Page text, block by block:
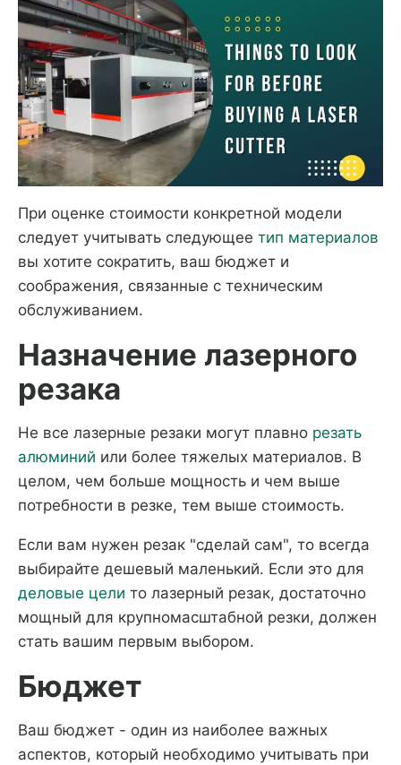
При оценке стоимости конкретной модели
следует учитывать следующее тип материалов
вы хотите сократить, ваш бюджет и
соображения, связанные с техническим
обслуживанием.
Назначение лазерного
резака
Не все лазерные резаки могут плавно резать
алюминий или более тяжелых материалов. В
целом, чем больше мощность и чем выше
потребности в резке, тем выше стоимость.
Если вам нужен резак "сделай сам", то всегда
выбирайте дешевый маленький. Если это для
деловые цели то лазерный резак, достаточно
мощный для крупномасштабной резки, должен
стать вашим первым выбором.
Бюджет
Ваш бюджет - один из наиболее важных
аспектов, который необходимо учитывать при